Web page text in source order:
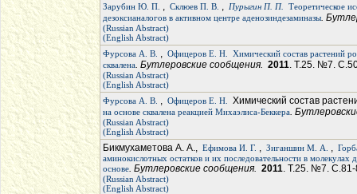
Зарубин Ю. П. , Склюев П. В. , Пурыгин П. П.
Теоретическое
дезоксианалогов в активном центре аденозиндезаминазы.
(Russian Abstract)
(English Abstract)
Фурсова А. В. , Офицеров Е. Н.
Химический состав растений
сквалена. Бутлеровские сообщения. 2011. Т.25. №7.
(Russian Abstract)
(English Abstract)
Фурсова А. В. , Офицеров Е. Н. Химический состав
на основе сквалена реакцией Михаэлиса-Беккера.
(Russian Abstract)
(English Abstract)
Бикмухаметова А. А., Ефимова И. Г. , Зиганшин М. А. ,
аминокислотных остатков и их последовательности в
основе. Бутлеровские сообщения. 2011. Т.25. №7. С.81-
(Russian Abstract)
(English Abstract)